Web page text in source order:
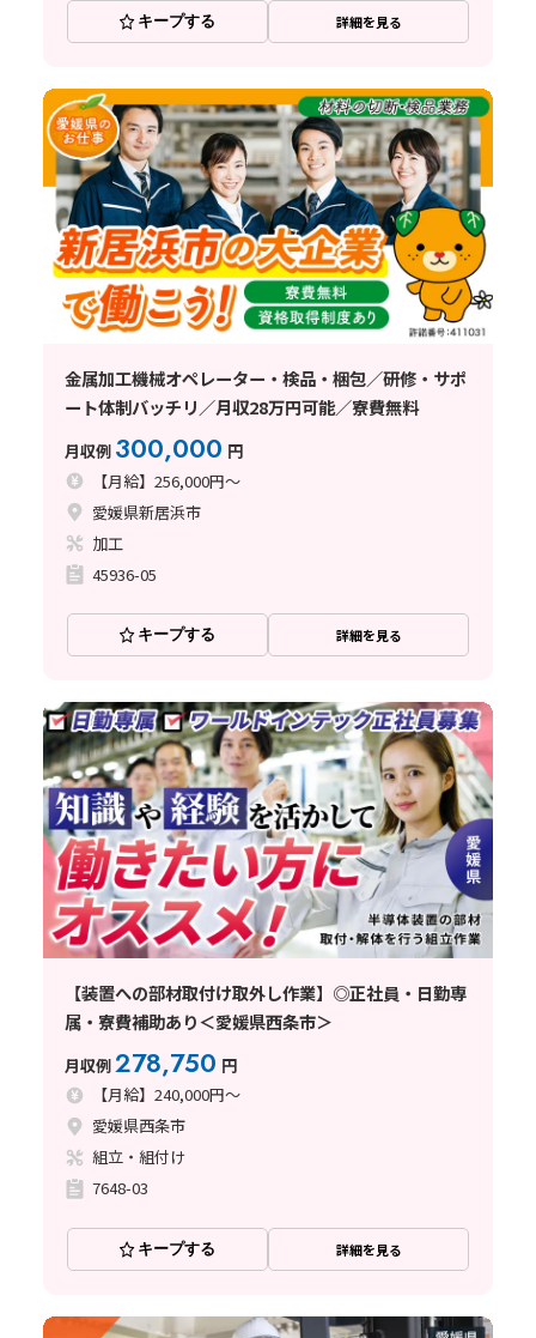
キープする 詳細を見る
金属加工機械オペレーター・検品・梱包／研修・サポ
ート体制バッチリ／月収28万円可能／寮費無料
月収例 300,000 円
【月給】256,000円～
愛媛県新居浜市
加工
45936-05
キープする 詳細を見る
【装置への部材取付け取外し作業】◎正社員・日勤専
属・寮費補助あり＜愛媛県西条市＞
月収例278,750 円
【月給】240,000円～
愛媛県西条市
組立・組付け
7648-03
キープする 詳細を見る